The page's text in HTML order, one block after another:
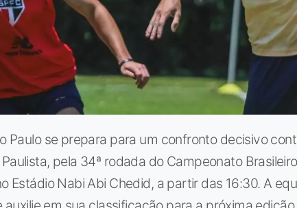
Paulo se prepara para um confronto decisivo
pela 34ª rodada do Campeonato
Estádio Nabi Abi Chedid, a partir das 16:30. A